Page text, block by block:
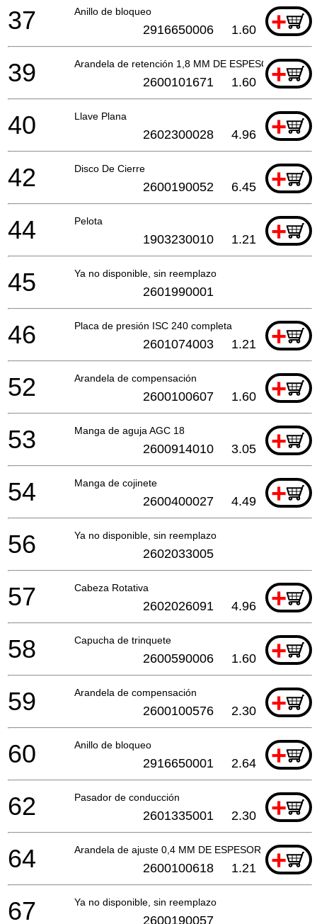
Anillo de bloqueo +
37 2916650006 1.60
Arandela de retención 1,8 MM DE ESPESOR+
39 2600101671 1.60
Llave Plana +
40 2602300028 4.96
Disco De Cierre +
42 2600190052 6.45
Pelota +
44 1903230010 1.21
Ya no disponible, sin reemplazo
45 2601990001
Placa de presión ISC 240 completa +
46 2601074003 1.21
Arandela de compensación +
52 2600100607 1.60
Manga de aguja AGC 18 +
53 2600914010 3.05
Manga de cojinete +
54 2600400027 4.49
Ya no disponible, sin reemplazo
56 2602033005
Cabeza Rotativa +
57 2602026091 4.96
Capucha de trinquete +
58 2600590006 1.60
Arandela de compensación +
59 2600100576 2.30
Anillo de bloqueo +
60 2916650001 2.64
Pasador de conducción +
62 2601335001 2.30
Arandela de ajuste 0,4 MM DE ESPESOR +
64 2600100618 1.21
Ya no disponible, sin reemplazo
67 2600190057